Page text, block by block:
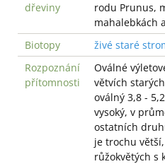
dřeviny
rodu Prunus,
mahalebkách
Biotopy
živé staré
Rozpoznání
přítomnosti
Oválné
větvích
oválný 3,8 -
vysoký, v
ostatních
je trochu
růžokvětých s